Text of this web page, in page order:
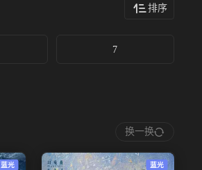
排序
7
换一换
蓝光 蓝光